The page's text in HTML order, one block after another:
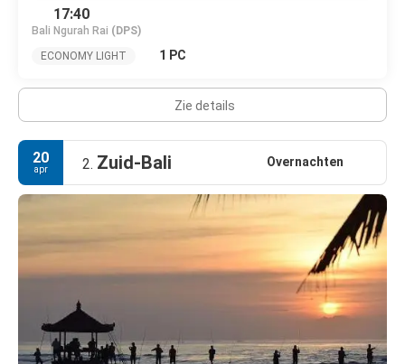
17:40
Bali Ngurah Rai (DPS)
ECONOMY LIGHT
1 PC
Zie details
20
apr 2. Zuid-Bali Overnachten